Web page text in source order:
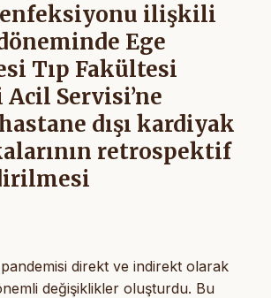
enfeksiyonu ilişkili
Ege
Tıp Fakültesi
Servisi’ne
dışı kardiyak
retrospektif
direkt ve indirekt olarak
değişiklikler oluşturdu. Bu